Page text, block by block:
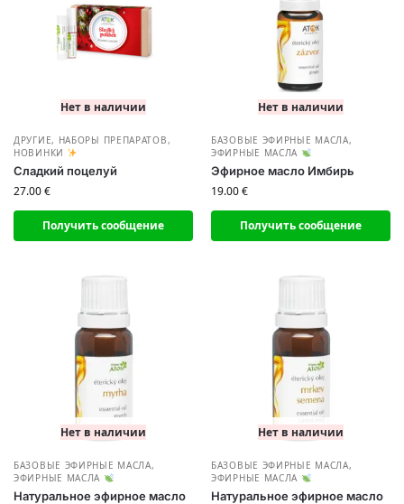
Нет в наличии
ДРУГИЕ, НАБОРЫ ПРЕПАРАТОВ,
НОВИНКИ
Сладкий поцелуй
27.00€
Получить сообщение
Нет в наличии
БАЗОВЫЕ ЭФИРНЫЕ МАСЛА,
ЭФИРНЫЕ МАСЛА
Эфирное масло Имбирь
19.00€
Получить сообщение
Нет в наличии
БАЗОВЫЕ ЭФИРНЫЕ МАСЛА,
ЭФИРНЫЕ МАСЛА
Натуральное эфирное масло
Нет в наличии
БАЗОВЫЕ ЭФИРНЫЕ МАСЛА,
ЭФИРНЫЕ МАСЛА
Натуральное эфирное масло